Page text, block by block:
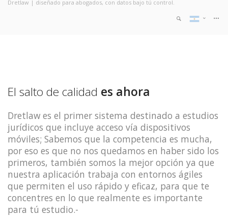
Dretlaw | diseñado para abogados, con datos bajo tú control.
El salto de calidad es ahora
Dretlaw es el primer sistema destinado a estudios
jurídicos que incluye acceso vía dispositivos
móviles; Sabemos que la competencia es mucha,
por eso es que no nos quedamos en haber sido los
primeros, también somos la mejor opción ya que
nuestra aplicación trabaja con entornos ágiles
que permiten el uso rápido y eficaz, para que te
concentres en lo que realmente es importante
para tú estudio.-